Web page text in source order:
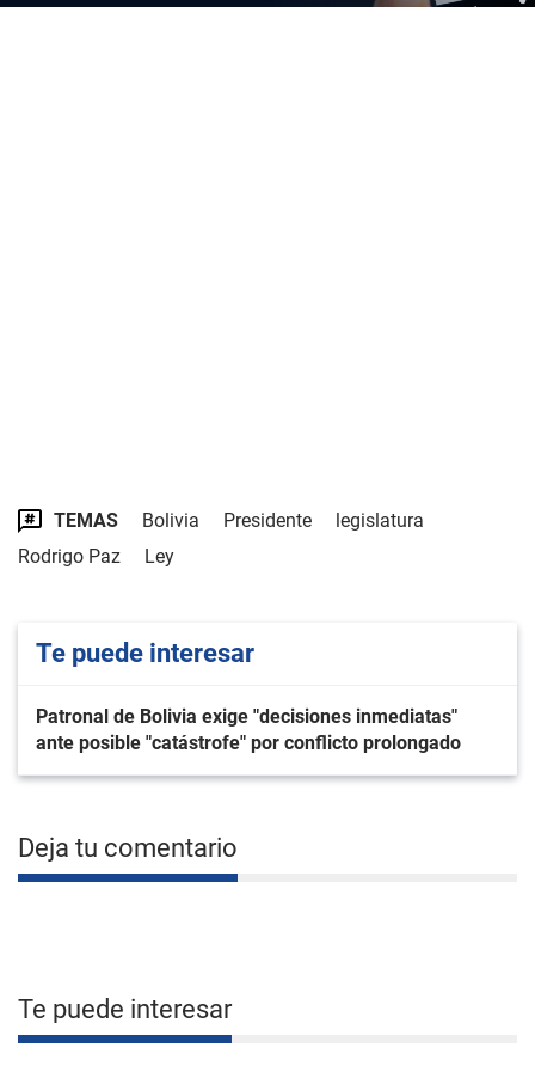
TEMAS Bolivia Presidente
legislatura
Rodrigo Paz
Ley
Te puede interesar
Patronal de Bolivia exige "decisiones inmediatas"
ante posible "catástrofe" por conflicto prolongado
Deja tu comentario
Te puede interesar